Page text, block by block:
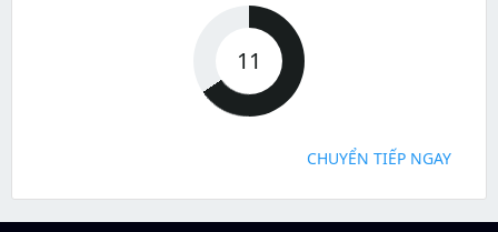
11
CHUYỂN TIẾP NGAY